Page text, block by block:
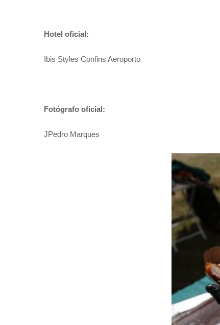
Hotel oficial:
Ibis Styles Confins Aeroporto
Fotógrafo oficial:
JPedro Marques